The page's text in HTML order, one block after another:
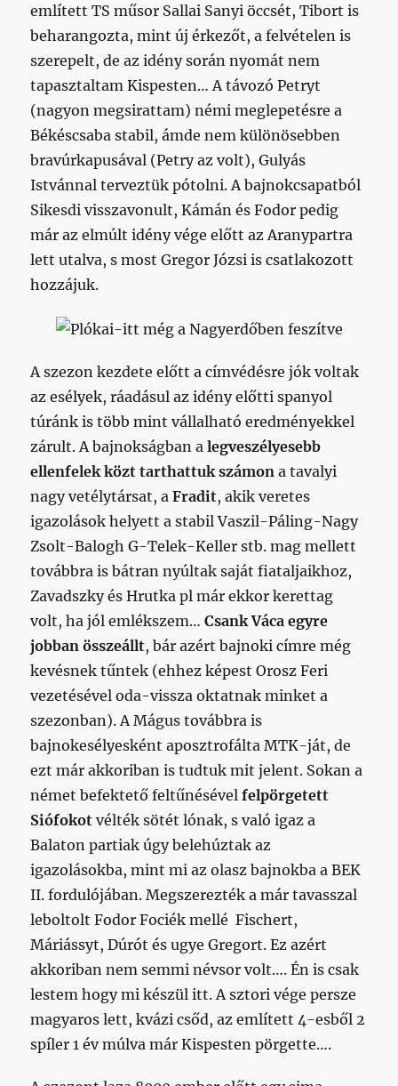
említett TS műsor Sallai Sanyi öccsét, Tibort is
beharangozta, mint új érkezőt, a felvételen is
szerepelt, de az idény során nyomát nem
tapasztaltam Kispesten… A távozó Petryt
(nagyon megsirattam) némi meglepetésre a
Békéscsaba stabil, ámde nem különösebben
bravúrkapusával (Petry az volt), Gulyás
Istvánnal terveztük pótolni. A bajnokcsapatból
Sikesdi visszavonult, Kámán és Fodor pedig
már az elmúlt idény vége előtt az Aranypartra
lett utalva, s most Gregor Józsi is csatlakozott
hozzájuk.
A szezon kezdete előtt a címvédésre jók voltak
az esélyek, ráadásul az idény előtti spanyol
túránk is több mint vállalható eredményekkel
zárult. A bajnokságban alegveszélyesebb
ellenfelek közt tarthattuk számon a tavalyi
nagy vetélytársat, aFradit, akik veretes
igazolások helyett a stabil Vaszil-Páling-Nagy
Zsolt-Balogh G-Telek-Keller stb. mag mellett
továbbra is bátran nyúltak saját fiataljaikhoz,
Zavadszky és Hrutka pl már ekkor kerettag
volt, ha jól emlékszem…Csank Váca egyre
jobban összeállt, bár azért bajnoki címre még
kevésnek tűntek (ehhez képest Orosz Feri
vezetésével oda-vissza oktatnak minket a
szezonban). A Mágus továbbra is
bajnokesélyesként aposztrofálta MTK-ját, de
ezt már akkoriban is tudtuk mit jelent. Sokan a
német befektető feltűnésévelfelpörgetett
Siófokot vélték sötét lónak, s való igaz a
Balaton partiak úgy belehúztak az
igazolásokba, mint mi az olasz bajnokba a BEK
II. fordulójában. Megszerezték a már tavasszal
leboltolt Fodor Fociék mellé Fischert,
Máriássyt, Dúrót és ugye Gregort. Ez azért
akkoriban nem semmi névsor volt…. Én is csak
lestem hogy mi készül itt. A sztori vége persze
magyaros lett, kvázi csőd, az említett 4-esből 2
spíler 1 év múlva már Kispesten pörgette….